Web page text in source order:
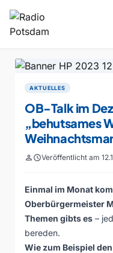
AKTUELLES
OB-Talk im
„behutsames
personscheduleVeröffentlicht am
Einmal im Monat
Oberbürgermeister
Themen gibts es –
bereden.
Wie zum Beispiel